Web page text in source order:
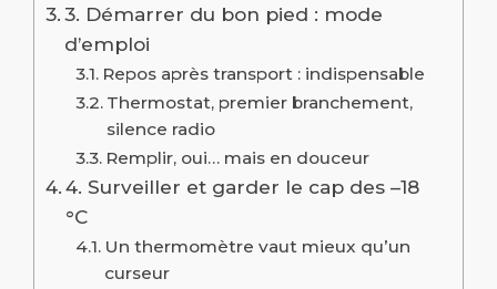
3. Démarrer du bon pied : mode
d’emploi
Repos après transport : indispensable
Thermostat, premier branchement,
silence radio
Remplir, oui… mais en douceur
4. Surveiller et garder le cap des –18
°C
Un thermomètre vaut mieux qu’un
curseur